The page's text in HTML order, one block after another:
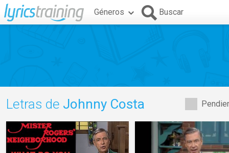
Géneros Buscar
Letras de Johnny Costa